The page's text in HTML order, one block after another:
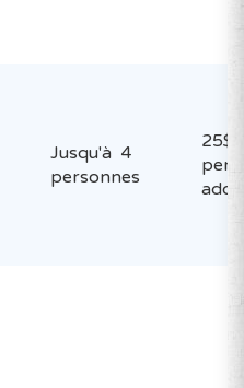
Jusqu'à 4
personnes
25$